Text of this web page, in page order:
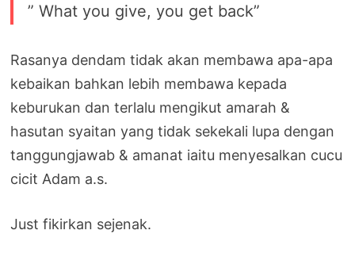
” What you give, you get back”
Rasanya dendam tidak akan membawa apa-apa
kebaikan bahkan lebih membawa kepada
keburukan dan terlalu mengikut amarah &
hasutan syaitan yang tidak sekekali lupa dengan
tanggungjawab & amanat iaitu menyesalkan cucu
cicit Adam a.s.
Just fikirkan sejenak.